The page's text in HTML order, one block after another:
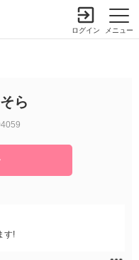
メニュー
ログイン
ら
す!